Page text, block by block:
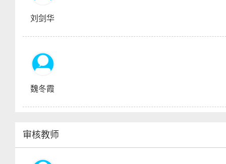
刘剑华
魏冬霞
审核教师